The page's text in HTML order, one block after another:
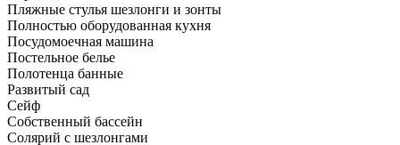
Пляжные стулья шезлонги и зонты
Полностью оборудованная кухня
Посудомоечная машина
Постельное белье
Полотенца банные
Развитый сад
Сейф
Собственный бассейн
Солярий с шезлонгами